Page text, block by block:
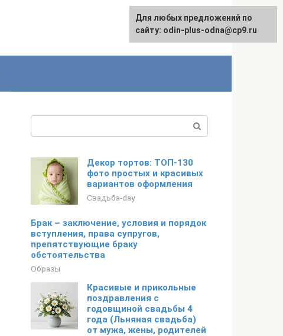
Декор тортов: ТОП-130
фото простых и красивых
вариантов оформления
Свадьба-day
Брак – заключение, условия и порядок
вступления, права супругов,
препятствующие браку
обстоятельства
Образы
Красивые и прикольные
поздравления с
годовщиной свадьбы 4
года (Льняная свадьба)
от мужа, жены, родителей
Для любых предложений по
сайту: odin-plus-odna@cp9.ru